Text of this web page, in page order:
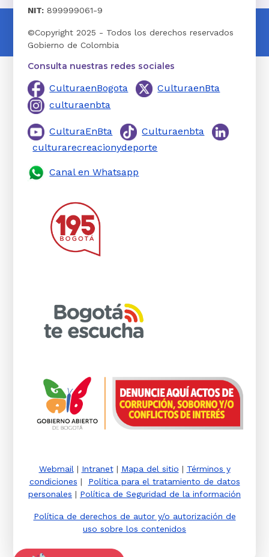
NIT: 899999061-9
©Copyright 2025 - Todos los derechos reservados
Gobierno de Colombia
Consulta nuestras redes sociales
CulturaenBogota
CulturaenBta
culturaenbta
CulturaEnBta
Culturaenbta
culturarecreacionydeporte
Canal en Whatsapp
Webmail | Intranet| Mapa del sitio | Términos y
condiciones | Política para el tratamiento de datos
personales | Política de Seguridad de la información
Política de derechos de autor y/o autorización de
uso sobre los contenidos